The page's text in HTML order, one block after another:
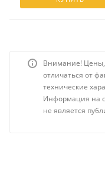
Внимание! Цены,
отличаться от
технические
Информация на
не является